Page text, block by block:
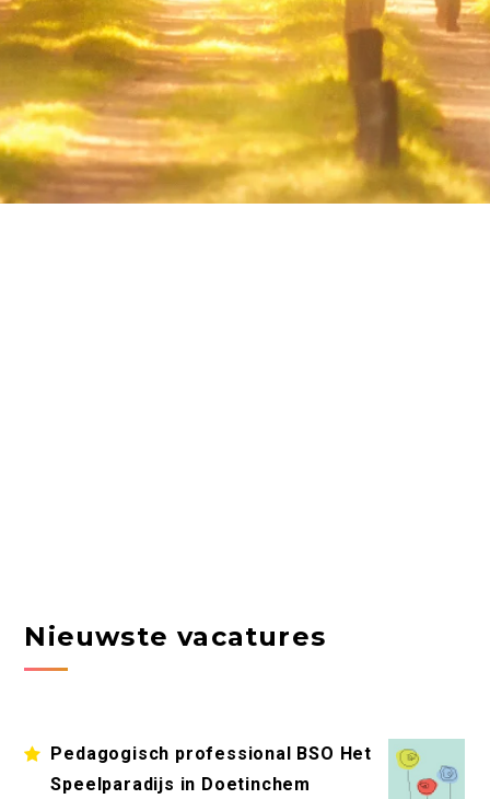
Nieuwste vacatures
Pedagogisch professional BSO Het
Speelparadijs in Doetinchem